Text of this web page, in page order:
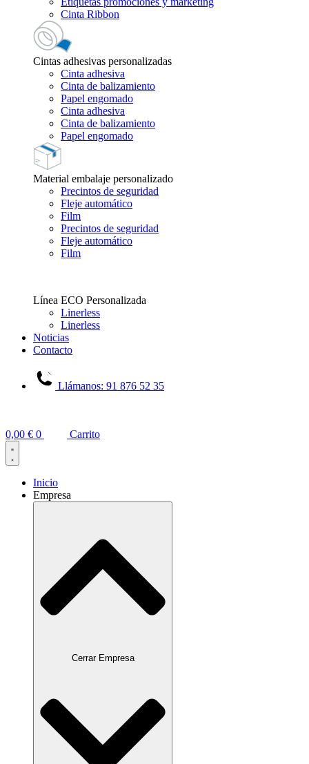
Cinta Ribbon
Cintas adhesivas personalizadas
Cinta adhesiva
Cinta de balizamiento
Papel engomado
Cinta adhesiva
Cinta de balizamiento
Papel engomado
Material embalaje personalizado
Precintos de seguridad
Fleje automático
Film
Precintos de seguridad
Fleje automático
Film
Línea ECO Personalizada
Linerless
Linerless
Noticias
Contacto
Llámanos: 91 876 52 35
0,00 € 0 Carrito
Inicio
Empresa
Cerrar Empresa